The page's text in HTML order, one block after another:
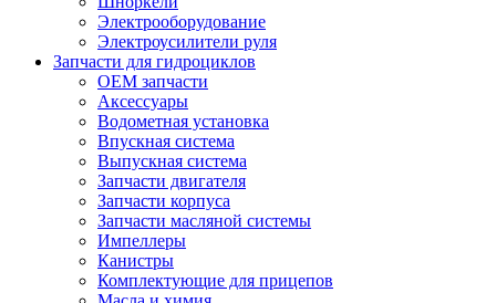
Электрооборудование
Электроусилители руля
Запчасти для гидроциклов
OEM запчасти
Аксессуары
Водометная установка
Впускная система
Выпускная система
Запчасти двигателя
Запчасти корпуса
Запчасти масляной системы
Импеллеры
Канистры
Комплектующие для прицепов